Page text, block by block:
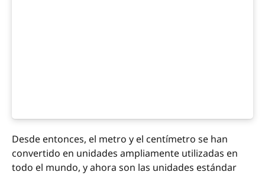
Desde entonces, el metro y el centímetro se han
convertido en unidades ampliamente utilizadas en
todo el mundo, y ahora son las unidades estándar